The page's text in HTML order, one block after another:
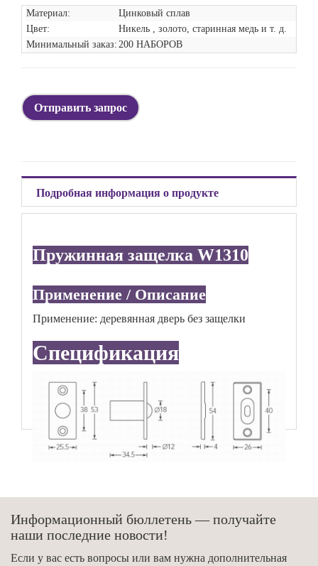
Материал:
Цинковый сплав
Цвет:
Никель
, золото, старинная медь и т. д.
Минимальный заказ: 200 НАБОРОВ
Отправить запрос
Подробная информация о продукте
Пружинная защелка W1310
Применение / Описание
Применение: деревянная дверь без защелки
Спецификация
Информационный бюллетень — получайте
наши последние новости!
Если у вас есть вопросы или вам нужна дополнительная